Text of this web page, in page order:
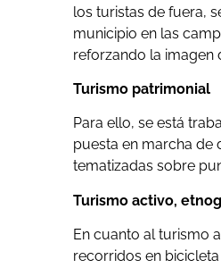
los turistas de fuera,
municipio en las
reforzando la imagen
Turismo patrimonial
Para ello, se está
puesta en marcha de
tematizadas sobre
Turismo activo,
En cuanto al turismo
recorridos en